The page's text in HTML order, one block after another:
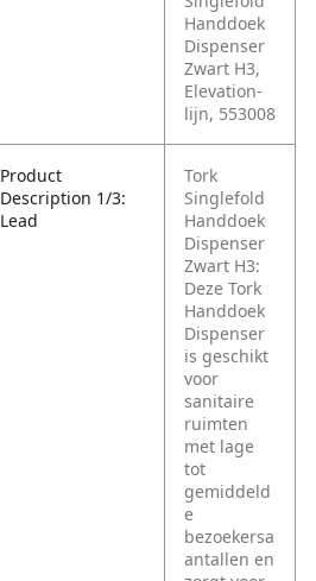
Handdoek
Dispenser
Zwart H3,
Elevation-
lijn, 553008
Product
Description 1/3:
Lead
Tork
Singlefold
Handdoek
Dispenser
Zwart H3:
Deze Tork
Handdoek
Dispenser
is geschikt
voor
sanitaire
ruimten
met lage
tot
gemiddeld
e
bezoekersa
antallen en